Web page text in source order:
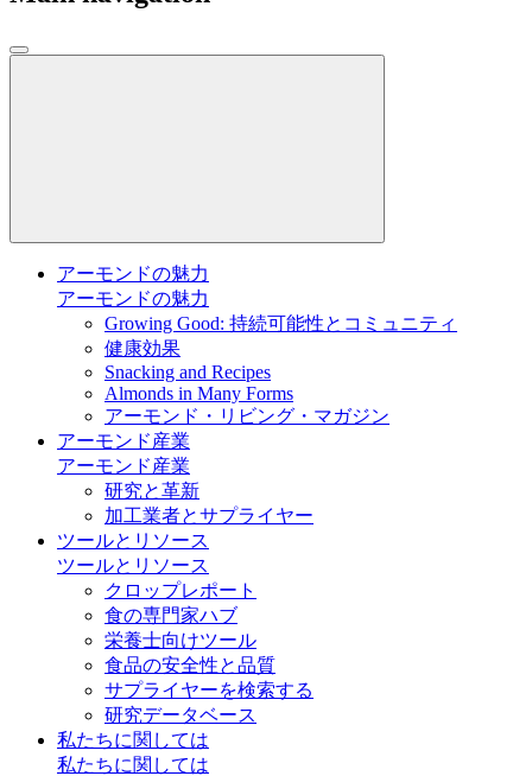
アーモンドの魅力
アーモンドの魅力
Growing Good: 持続可能性とコミュニティ
健康効果
Snacking and Recipes
Almonds in Many Forms
アーモンド・リビング・マガジン
アーモンド産業
アーモンド産業
研究と革新
加工業者とサプライヤー
ツールとリソース
ツールとリソース
クロップレポート
食の専門家ハブ
栄養士向けツール
食品の安全性と品質
サプライヤーを検索する
研究データベース
私たちに関しては
私たちに関しては